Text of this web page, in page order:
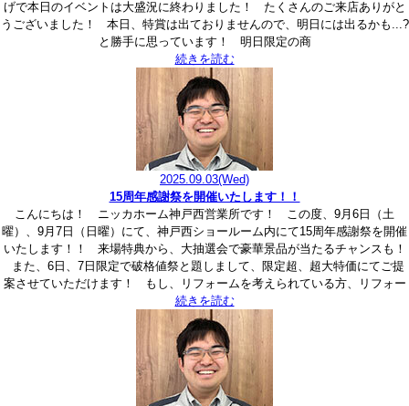
げで本日のイベントは大盛況に終わりました！ たくさんのご来店ありがと
うございました！ 本日、特賞は出ておりませんので、明日には出るかも...?
と勝手に思っています！ 明日限定の商
続きを読む
2025.09.03(Wed)
15周年感謝祭を開催いたします！！
こんにちは！ ニッカホーム神戸西営業所です！ この度、9月6日（土
曜）、9月7日（日曜）にて、神戸西ショールーム内にて15周年感謝祭を開催
いたします！！ 来場特典から、大抽選会で豪華景品が当たるチャンスも！
また、6日、7日限定で破格値祭と題しまして、限定超、超大特価にてご提
案させていただけます！ もし、リフォームを考えられている方、リフォー
続きを読む